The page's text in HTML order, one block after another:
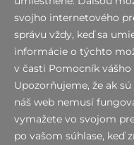
svojho internetového
správu vždy, keď sa
informácie o týchto
v časti Pomocník vášho
Upozorňujeme, že ak
náš web nemusí
vymažete vo svojom
po vašom súhlase, keď